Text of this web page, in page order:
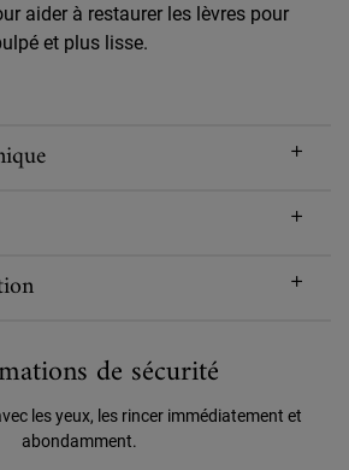
aider à restaurer les lèvres pour
et plus lisse.
de sécurité
les yeux, les rincer immédiatement et
abondamment.